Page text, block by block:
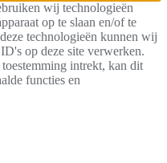
wij technologieën
op te slaan en/of te
technologieën kunnen wij
op deze site verwerken.
intrekt, kan dit
functies en